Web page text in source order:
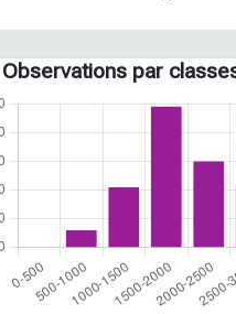
Observations par